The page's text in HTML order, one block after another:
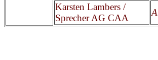
Karsten Lambers /
Sprecher AG CAA